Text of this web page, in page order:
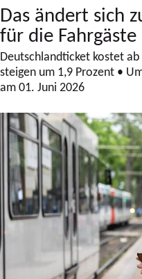
Das ändert sich
für die Fahrgäste
Deutschlandticket kostet ab
steigen um 1,9 Prozent •
am 01. Juni 2026